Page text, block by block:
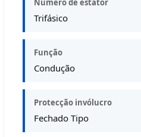
Trifásico
Função
Condução
Protecção invólucro
Fechado Tipo